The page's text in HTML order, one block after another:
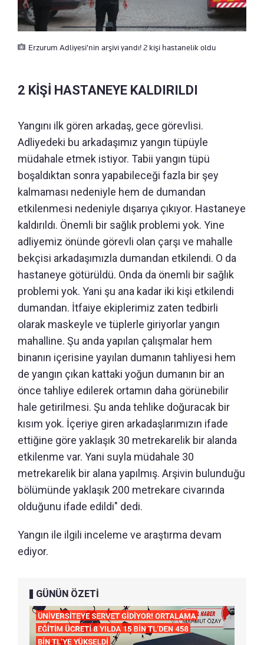
Erzurum Adliyesi'nin arşivi yandı! 2 kişi hastanelik oldu
2 KİŞİ HASTANEYE KALDIRILDI
Yangını ilk gören arkadaş, gece görevlisi.
Adliyedeki bu arkadaşımız yangın tüpüyle
müdahale etmek istiyor. Tabii yangın tüpü
boşaldıktan sonra yapabileceği fazla bir şey
kalmaması nedeniyle hem de dumandan
etkilenmesi nedeniyle dışarıya çıkıyor. Hastaneye
kaldırıldı. Önemli bir sağlık problemi yok. Yine
adliyemiz önünde görevli olan çarşı ve mahalle
bekçisi arkadaşımızla dumandan etkilendi. O da
hastaneye götürüldü. Onda da önemli bir sağlık
problemi yok. Yani şu ana kadar iki kişi etkilendi
dumandan. İtfaiye ekiplerimiz zaten tedbirli
olarak maskeyle ve tüplerle giriyorlar yangın
mahalline. Şu anda yapılan çalışmalar hem
binanın içerisine yayılan dumanın tahliyesi hem
de yangın çıkan kattaki yoğun dumanın bir an
önce tahliye edilerek ortamın daha görünebilir
hale getirilmesi. Şu anda tehlike doğuracak bir
kısım yok. İçeriye giren arkadaşlarımızın ifade
ettiğine göre yaklaşık 30 metrekarelik bir alanda
etkilenme var. Yani suyla müdahale 30
metrekarelik bir alana yapılmış. Arşivin bulunduğu
bölümünde yaklaşık 200 metrekare civarında
olduğunu ifade edildi" dedi.
Yangın ile ilgili inceleme ve araştırma devam
ediyor.
GÜNÜN ÖZETİ